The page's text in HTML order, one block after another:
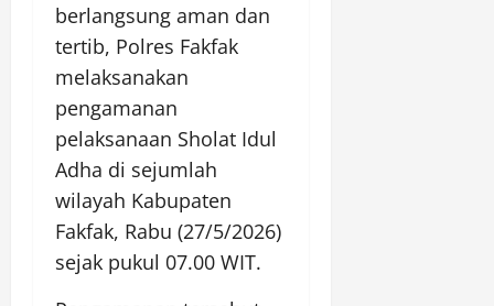
berlangsung aman dan
tertib, Polres Fakfak
melaksanakan
pengamanan
pelaksanaan Sholat Idul
Adha di sejumlah
wilayah Kabupaten
Fakfak, Rabu (27/5/2026)
sejak pukul 07.00 WIT.